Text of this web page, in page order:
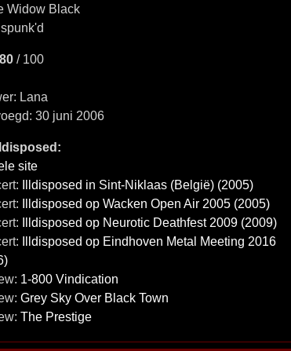
Widow Black
80/ 100
Lana
30 juni 2006
site
Illdisposed in Sint-Niklaas (België) (2005)
Illdisposed op Wacken Open Air 2005 (2005)
Illdisposed op Neurotic Deathfest 2009 (2009)
Illdisposed op Eindhoven Metal Meeting 2016
1-800 Vindication
Grey Sky Over Black Town
The Prestige